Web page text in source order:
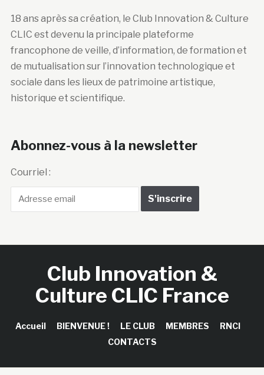
18 ans après sa création, le Club Innovation & Culture
CLIC est devenu la principale plateforme
francophone de veille, d’information, de formation et
de mutualisation sur l’innovation technologique et
sociale dans les lieux de patrimoine artistique,
historique et scientifique.
Abonnez-vous à la newsletter
Courriel :
Club Innovation &
Culture CLIC France
Accueil BIENVENUE ! LE CLUB MEMBRES
RNCI
CONTACTS